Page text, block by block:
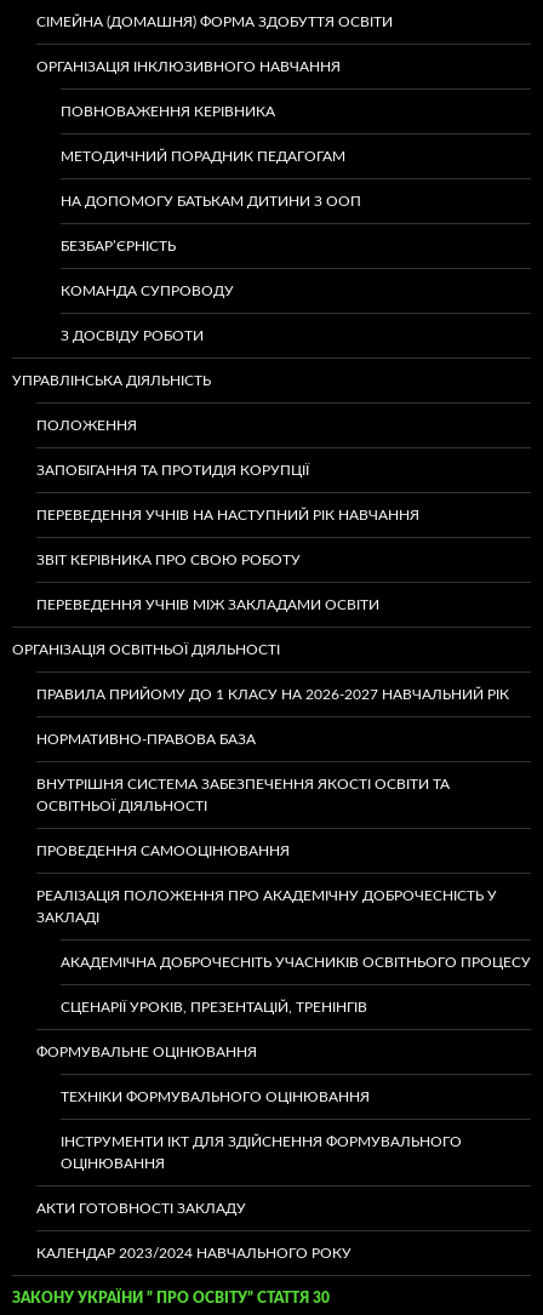
СІМЕЙНА (ДОМАШНЯ) ФОРМА ЗДОБУТТЯ ОСВІТИ
ОРГАНІЗАЦІЯ ІНКЛЮЗИВНОГО НАВЧАННЯ
ПОВНОВАЖЕННЯ КЕРІВНИКА
МЕТОДИЧНИЙ ПОРАДНИК ПЕДАГОГАМ
НА ДОПОМОГУ БАТЬКАМ ДИТИНИ З ООП
БЕЗБАР’ЄРНІСТЬ
КОМАНДА СУПРОВОДУ
З ДОСВІДУ РОБОТИ
УПРАВЛІНСЬКА ДІЯЛЬНІСТЬ
ПОЛОЖЕННЯ
ЗАПОБІГАННЯ ТА ПРОТИДІЯ КОРУПЦІЇ
ПЕРЕВЕДЕННЯ УЧНІВ НА НАСТУПНИЙ РІК НАВЧАННЯ
ЗВІТ КЕРІВНИКА ПРО СВОЮ РОБОТУ
ПЕРЕВЕДЕННЯ УЧНІВ МІЖ ЗАКЛАДАМИ ОСВІТИ
ОРГАНІЗАЦІЯ ОСВІТНЬОЇ ДІЯЛЬНОСТІ
ПРАВИЛА ПРИЙОМУ ДО 1 КЛАСУ НА 2026-2027 НАВЧАЛЬНИЙ РІК
НОРМАТИВНО-ПРАВОВА БАЗА
ВНУТРІШНЯ СИСТЕМА ЗАБЕЗПЕЧЕННЯ ЯКОСТІ ОСВІТИ ТА
ОСВІТНЬОЇ ДІЯЛЬНОСТІ
ПРОВЕДЕННЯ САМООЦІНЮВАННЯ
РЕАЛІЗАЦІЯ ПОЛОЖЕННЯ ПРО АКАДЕМІЧНУ ДОБРОЧЕСНІСТЬ У
ЗАКЛАДІ
АКАДЕМІЧНА ДОБРОЧЕСНІТЬ УЧАСНИКІВ ОСВІТНЬОГО ПРОЦЕСУ
СЦЕНАРІЇ УРОКІВ, ПРЕЗЕНТАЦІЙ, ТРЕНІНГІВ
ФОРМУВАЛЬНЕ ОЦІНЮВАННЯ
ТЕХНІКИ ФОРМУВАЛЬНОГО ОЦІНЮВАННЯ
ІНСТРУМЕНТИ ІКТ ДЛЯ ЗДІЙСНЕННЯ ФОРМУВАЛЬНОГО
ОЦІНЮВАННЯ
АКТИ ГОТОВНОСТІ ЗАКЛАДУ
КАЛЕНДАР 2023/2024 НАВЧАЛЬНОГО РОКУ
ЗАКОНУ УКРАЇНИ ” ПРО ОСВІТУ” СТАТТЯ 30